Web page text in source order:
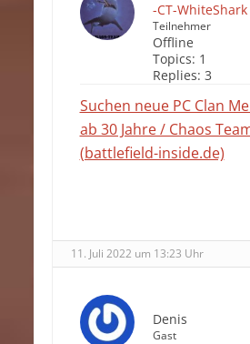
-CT-WhiteShark
Teilnehmer
Offline
Topics: 1
Replies: 3
Suchen neue PC Clan
ab 30 Jahre / Chaos
(battlefield-inside.de)
11. Juli 2022 um 13:23 Uhr
Denis
Gast